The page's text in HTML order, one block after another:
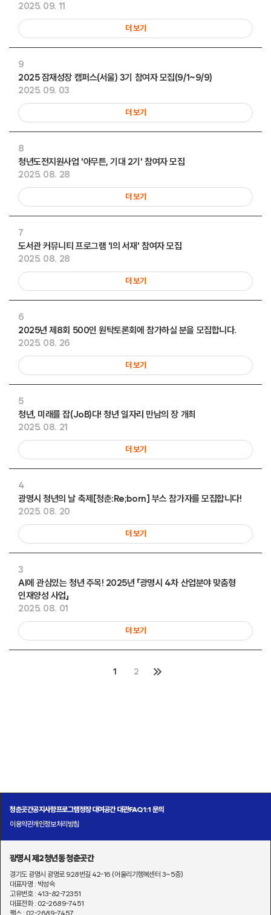
2025. 09. 11
더 보기
9
2025 잠재성장 캠퍼스(서울) 3기 참여자 모집(9/1~9/9)
2025. 09. 03
더 보기
8
청년도전지원사업 '아무튼, 기대 2기' 참여자 모집
2025. 08. 28
더 보기
7
도서관 커뮤니티 프로그램 'I의 서재' 참여자 모집
2025. 08. 28
더 보기
6
2025년 제8회 500인 원탁토론회에 참가하실 분을 모집합니다.
2025. 08. 26
더 보기
5
청년, 미래를 잡(JoB)다! 청년 일자리 만남의 장 개최
2025. 08. 21
더 보기
4
광명시 청년의 날 축제[청춘:Re;born] 부스 참가자를 모집합니다!
2025. 08. 20
더 보기
3
AI에 관심있는 청년 주목! 2025년 「광명시 4차 산업분야 맞춤형
인재양성 사업」
2025. 08. 01
더 보기
1 2
청춘곳간공지사항프로그램정장 대여공간 대관FAQ1:1 문의
이용약관개인정보처리방침
광명시 제2청년동 청춘곳간
경기도 광명시 광명로 928번길 42-16 (어울리기행복센터 3~5층)
대표자명 : 박성숙
고유번호 : 413-82-72351
대표전화 : 02-2689-7451
팩스 : 02-2689-7457